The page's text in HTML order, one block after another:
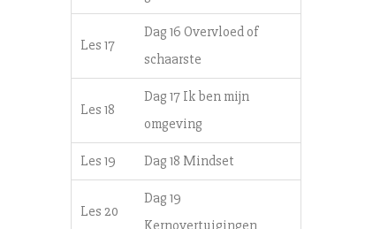
Les 17
Dag 16 Overvloed of
schaarste
Les 18
Dag 17 Ik ben mijn
omgeving
Les 19 Dag 18 Mindset
Les 20
Dag 19
Kernovertuigingen